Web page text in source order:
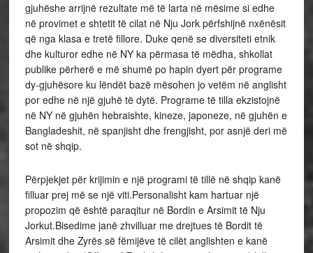
gjuhëshe arrijnë rezultate më të larta në mësime si edhe
në provimet e shtetit të cilat në Nju Jork përfshijnë nxënësit
që nga klasa e tretë fillore. Duke qenë se diversiteti etnik
dhe kulturor edhe në NY ka përmasa të mëdha, shkollat
publike përherë e më shumë po hapin dyert për programe
dy-gjuhësore ku lëndët bazë mësohen jo vetëm në anglisht
por edhe në një gjuhë të dytë. Programe të tilla ekzistojnë
në NY në gjuhën hebraishte, kineze, japoneze, në gjuhën e
Bangladeshit, në spanjisht dhe frengjisht, por asnjë deri më
sot në shqip.
Përpjekjet për krijimin e një programi të tillë në shqip kanë
filluar prej më se një viti.Personalisht kam hartuar një
propozim që është paraqitur në Bordin e Arsimit të Nju
Jorkut.Bisedime janë zhvilluar me drejtues të Bordit të
Arsimit dhe Zyrës së fëmijëve të cilët anglishten e kanë